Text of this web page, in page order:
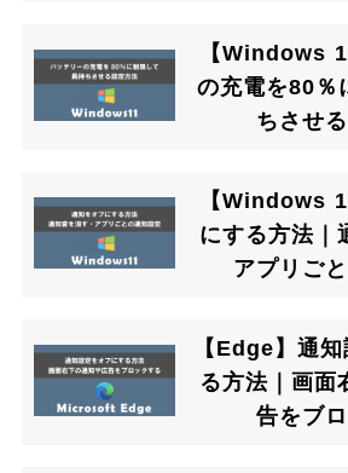
【Windows
の充電を80％
ちさせ
【Windows
にする方法｜
アプリご
【Edge】通
る方法｜画面
告をブ